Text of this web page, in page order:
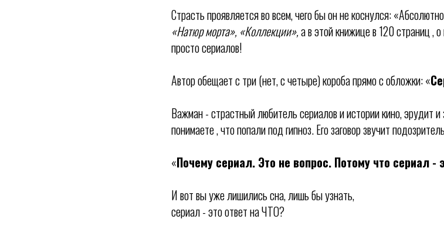
Страсть проявляется во всем, чего бы он не коснулся:
«Натюр морта», «Коллекции»,а в этой книжице в 120 страниц ,
просто сериалов!
Автор обещает с три (нет, с четыре) короба прямо с обложки: «
Важман - страстный любитель сериалов и истории кино, эрудит и
понимаете , что попали под гипноз. Его заговор звучит
«Почему сериал. Это не вопрос. Потому что сериал -
И вот вы уже лишились сна, лишь бы узнать,
сериал - это ответ на ЧТО?